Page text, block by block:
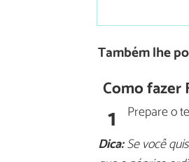
Também lhe
Como fazer
1 Prepare o
Dica:Se você